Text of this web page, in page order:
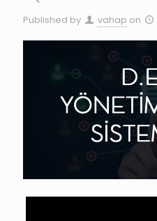
Published by vahap on